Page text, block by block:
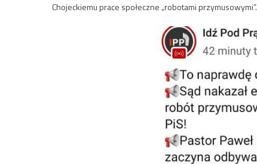
Chojeckiemu prace społeczne „robotami przymusowymi”.